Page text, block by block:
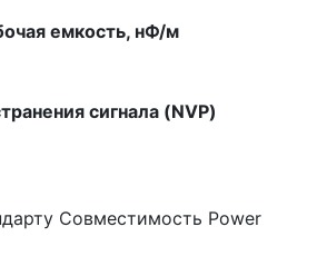
емкость, нФ/м
сигнала (NVP)
Совместимость Power